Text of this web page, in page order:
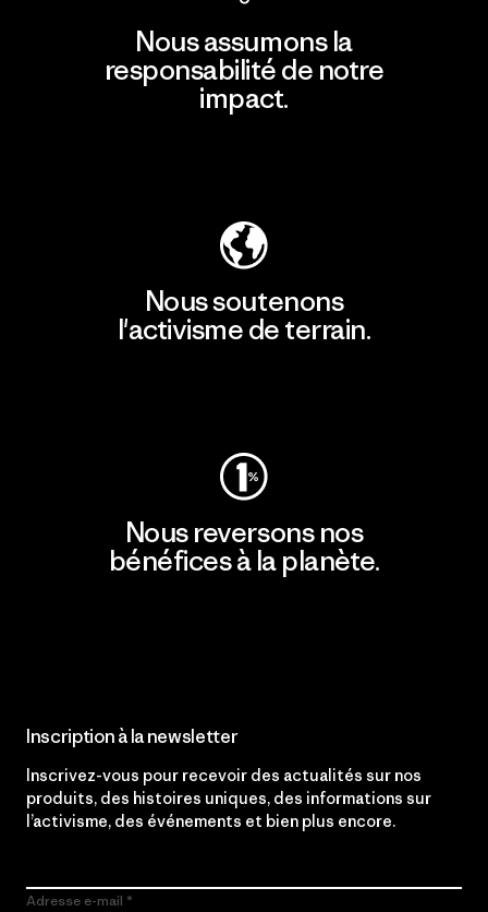
Nous assumons la
responsabilité de notre
impact.
Nous soutenons
l'activisme de terrain.
Nous reversons nos
bénéfices à la planète.
Inscription à la newsletter
Inscrivez-vous pour recevoir des actualités sur nos
produits, des histoires uniques, des informations sur
l’activisme, des événements et bien plus encore.
Adresse e-mail